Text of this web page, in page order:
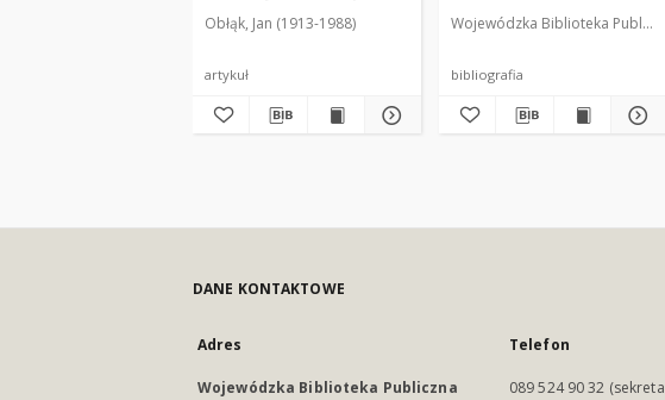
stulecie objawień) 1877-
Obłąk, Jan (1913-1988)
artykuł
Wojewódzka Biblioteka
bibliografia
DANE KONTAKTOWE
Adres
Wojewódzka Biblioteka Publiczna
Telefon
089 524 90 32